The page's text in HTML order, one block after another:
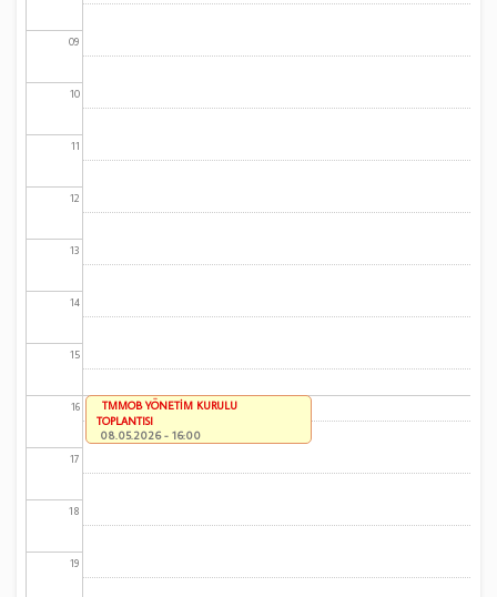
09
10
11
12
13
14
15
16
17
18
19
TMMOB YÖNETİM KURULU
TOPLANTISI
08.05.2026 - 16:00